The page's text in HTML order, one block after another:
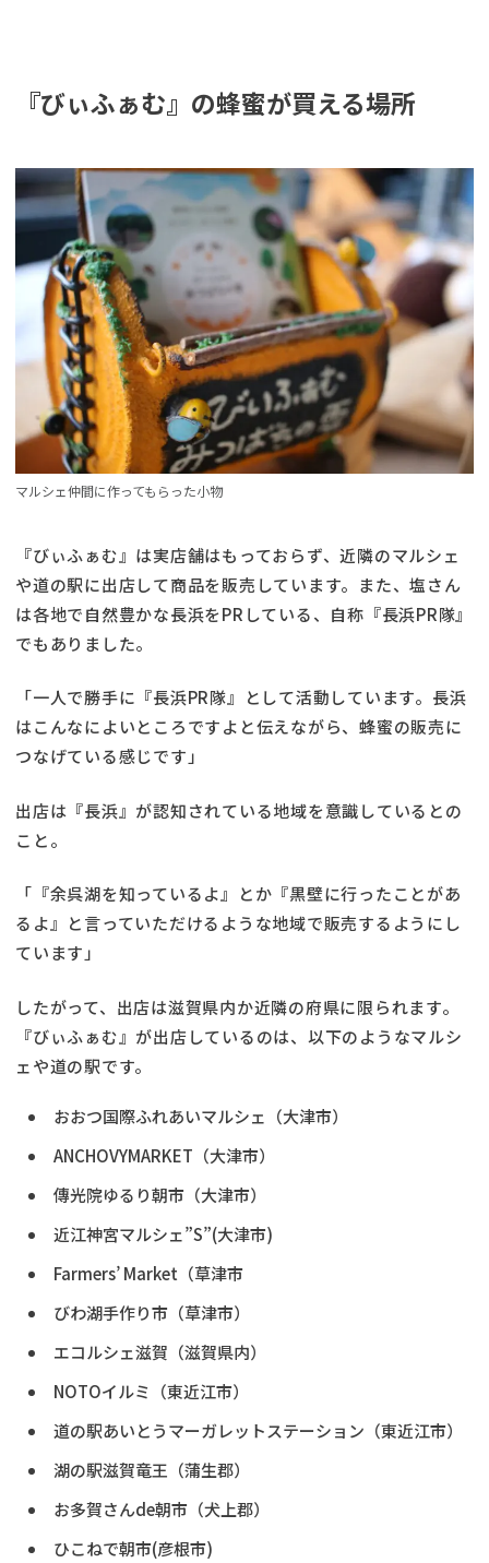
『びぃふぁむ』の蜂蜜が買える場所
マルシェ仲間に作ってもらった小物
『びぃふぁむ』は実店舗はもっておらず、近隣のマルシェ
や道の駅に出店して商品を販売しています。また、塩さん
は各地で自然豊かな長浜をPRしている、自称『長浜PR隊』
でもありました。
「一人で勝手に『長浜PR隊』として活動しています。長浜
はこんなによいところですよと伝えながら、蜂蜜の販売に
つなげている感じです」
出店は『長浜』が認知されている地域を意識しているとの
こと。
「『余呉湖を知っているよ』とか『黒壁に行ったことがあ
るよ』と言っていただけるような地域で販売するようにし
ています」
したがって、出店は滋賀県内か近隣の府県に限られます。
『びぃふぁむ』が出店しているのは、以下のようなマルシ
ェや道の駅です。
おおつ国際ふれあいマルシェ（大津市）
ANCHOVYMARKET（大津市）
傳光院ゆるり朝市（大津市）
近江神宮マルシェ”S”(大津市)
Farmers’ Market（草津市
びわ湖手作り市（草津市）
エコルシェ滋賀（滋賀県内）
NOTOイルミ（東近江市）
道の駅あいとうマーガレットステーション（東近江市）
湖の駅滋賀竜王（蒲生郡）
お多賀さんde朝市（犬上郡）
ひこねで朝市(彦根市)